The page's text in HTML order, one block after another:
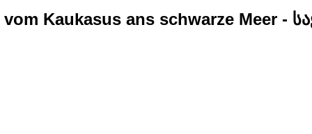
vom Kaukasus ans schwarze Meer -